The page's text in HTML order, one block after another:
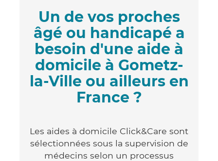
Un de vos proches
âgé ou handicapé a
besoin d'une aide à
domicile à Gometz-
la-Ville ou ailleurs en
France ?
Les aides à domicile Click&Care sont
sélectionnées sous la supervision de
médecins selon un processus